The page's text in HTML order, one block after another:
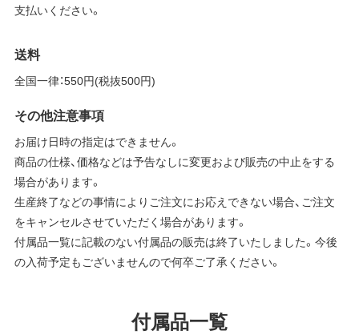
支払いください。
送料
全国一律：550円(税抜500円)
その他注意事項
お届け日時の指定はできません。
商品の仕様、価格などは予告なしに変更および販売の中止をする
場合があります。
生産終了などの事情によりご注文にお応えできない場合、ご注文
をキャンセルさせていただく場合があります。
付属品一覧に記載のない付属品の販売は終了いたしました。今後
の入荷予定もございませんので何卒ご了承ください。
付属品一覧